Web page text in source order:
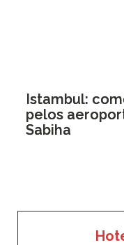
Istambul:
pelos
Sabiha